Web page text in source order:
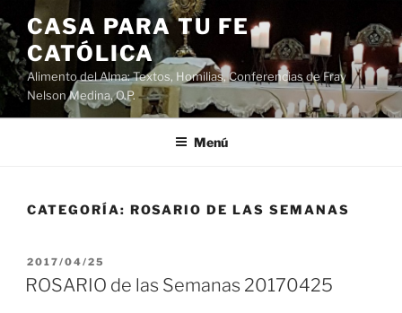
Saltar
al
contenido
CASA PARA TU FE
CATÓLICA
Alimento del Alma: Textos, Homilias, Conferencias de Fray
Nelson Medina, O.P.
Menú
CATEGORÍA: ROSARIO DE LAS SEMANAS
PUBLICADO
EL
2017/04/25
ROSARIO de las Semanas 20170425